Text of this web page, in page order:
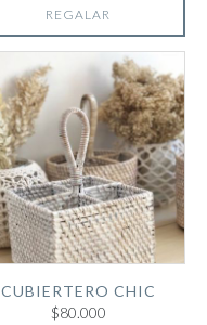
REGALAR
CUBIERTERO CHIC
$80.000